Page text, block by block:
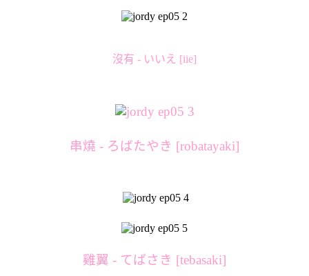
沒有 - いいえ [iie]
串燒 - ろばたやき [robatayaki]
雞翼 - てばさき [tebasaki]